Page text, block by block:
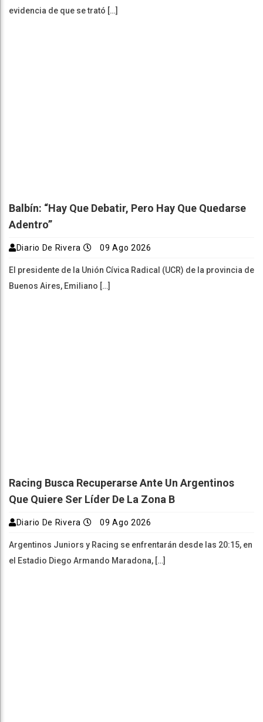
evidencia de que se trató […]
Balbín: “Hay Que Debatir, Pero Hay Que Quedarse
Adentro”
Diario De Rivera 09 Ago 2026
El presidente de la Unión Cívica Radical (UCR) de la provincia de
Buenos Aires, Emiliano […]
Racing Busca Recuperarse Ante Un Argentinos
Que Quiere Ser Líder De La Zona B
Diario De Rivera 09 Ago 2026
Argentinos Juniors y Racing se enfrentarán desde las 20:15, en
el Estadio Diego Armando Maradona, […]